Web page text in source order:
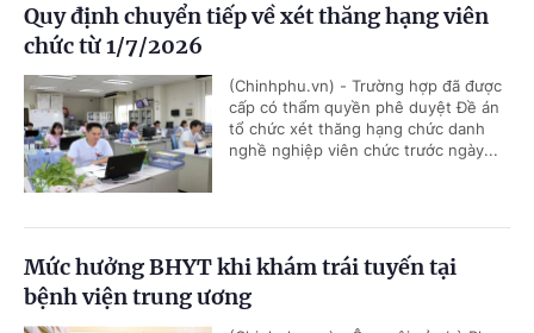
Quy định chuyển tiếp về xét thăng hạng viên
chức từ 1/7/2026
(Chinhphu.vn) - Trường hợp đã được
cấp có thẩm quyền phê duyệt Đề án
tổ chức xét thăng hạng chức danh
nghề nghiệp viên chức trước ngày...
Mức hưởng BHYT khi khám trái tuyến tại
bệnh viện trung ương